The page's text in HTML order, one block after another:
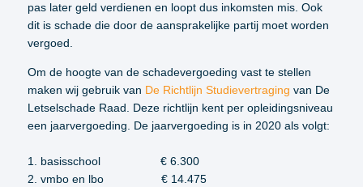
pas later geld verdienen en loopt dus inkomsten mis. Ook
dit is schade die door de aansprakelijke partij moet worden
vergoed.
Om de hoogte van de schadevergoeding vast te stellen
maken wij gebruik van De Richtlijn Studievertraging van De
Letselschade Raad. Deze richtlijn kent per opleidingsniveau
een jaarvergoeding. De jaarvergoeding is in 2020 als volgt:
1. basisschool € 6.300
2. vmbo en lbo € 14.475